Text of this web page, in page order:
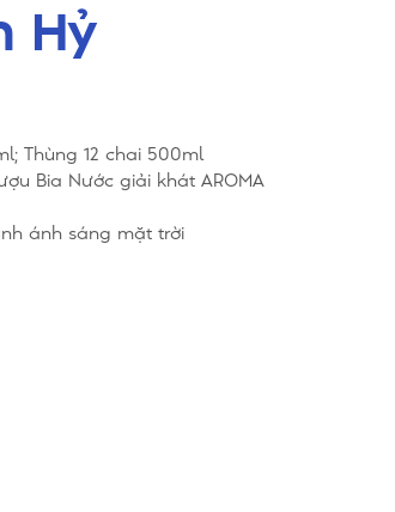
Hỷ
Thùng 12 chai 500ml
Bia Nước giải khát AROMA
ánh sáng mặt trời